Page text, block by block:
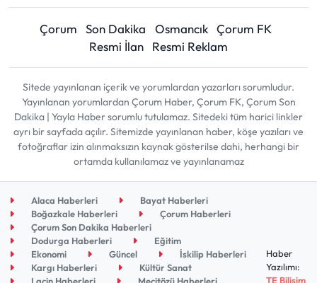
Çorum Son Dakika Osmancık Çorum FK
Resmi İlan
Resmi Reklam
Sitede yayınlanan içerik ve yorumlardan yazarları sorumludur.
Yayınlanan yorumlardan Çorum Haber, Çorum FK, Çorum Son
Dakika | Yayla Haber sorumlu tutulamaz. Sitedeki tüm harici linkler
ayrı bir sayfada açılır. Sitemizde yayınlanan haber, köşe yazıları ve
fotoğraflar izin alınmaksızın kaynak gösterilse dahi, herhangi bir
ortamda kullanılamaz ve yayınlanamaz
Alaca Haberleri
Bayat Haberleri
Boğazkale Haberleri
Çorum Haberleri
Çorum Son Dakika Haberleri
Dodurga Haberleri
Eğitim
Ekonomi
Güncel
İskilip Haberleri
Kargı Haberleri
Kültür Sanat
Haber
Yazılımı:
TE Bilişim